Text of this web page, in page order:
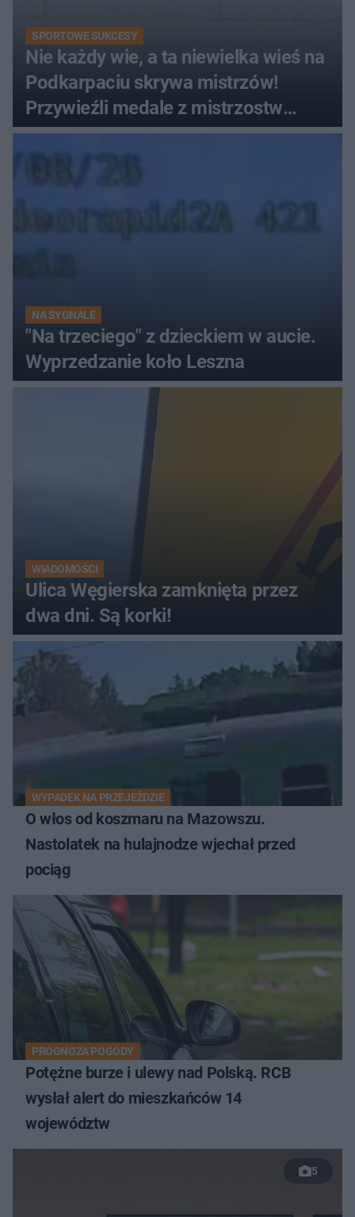
SPORTOWE SUKCESY
Nie każdy wie, a ta niewielka wieś na
Podkarpaciu skrywa mistrzów!
Przywieźli medale z mistrzostw
Europy
NA SYGNALE
"Na trzeciego" z dzieckiem w aucie.
Wyprzedzanie koło Leszna
WIADOMOŚCI
Ulica Węgierska zamknięta przez
dwa dni. Są korki!
WYPADEK NA PRZEJEŹDZIE
O włos od koszmaru na Mazowszu.
Nastolatek na hulajnodze wjechał przed
pociąg
PROGNOZA POGODY
Potężne burze i ulewy nad Polską. RCB
wysłał alert do mieszkańców 14
województw
5